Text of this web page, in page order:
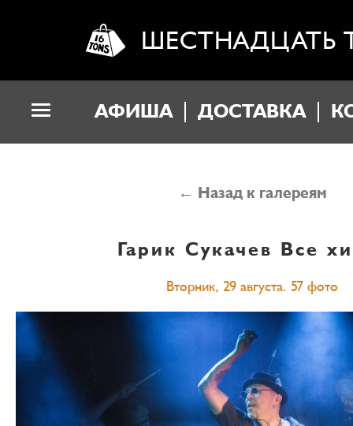
ШЕСТНАДЦАТЬ
АФИША ДОСТАВКА
← Назад к галереям
Гарик Сукачев Все
Вторник, 29 августа. 57 фото